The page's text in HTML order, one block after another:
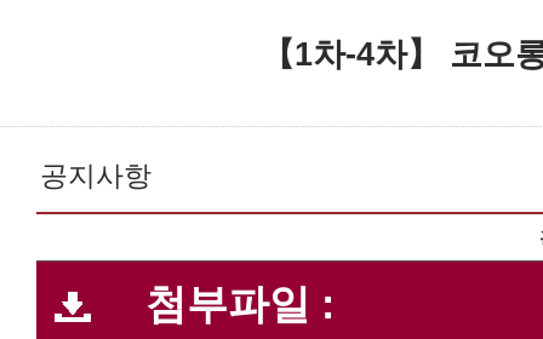
【1차-4차】 코오
공지사항
첨부파일 :